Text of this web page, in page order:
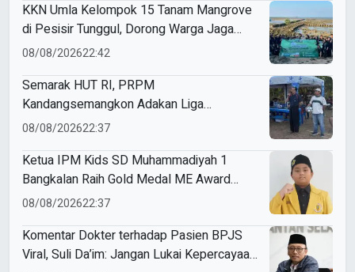
KKN Umla Kelompok 15 Tanam Mangrove
di Pesisir Tunggul, Dorong Warga Jaga
Lingkungan
08/08/202622:42
Semarak HUT RI, PRPM
Kandangsemangkon Adakan Liga
Kemerdekaan 2026
08/08/202622:37
Ketua IPM Kids SD Muhammadiyah 1
Bangkalan Raih Gold Medal ME Award
2026
08/08/202622:37
Komentar Dokter terhadap Pasien BPJS
Viral, Suli Da’im: Jangan Lukai Kepercayaan